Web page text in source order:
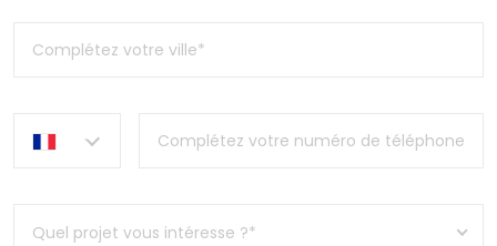
Quel projet vous intéresse ?*